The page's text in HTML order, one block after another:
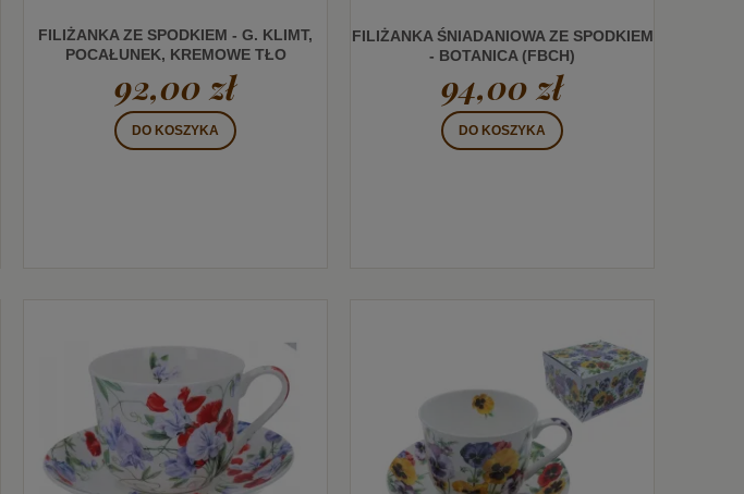
FILIŻANKA ZE SPODKIEM - G. KLIMT,
POCAŁUNEK, KREMOWE TŁO
92,00 zł
DO KOSZYKA
FILIŻANKA ŚNIADANIOWA ZE SPODKIEM
- BOTANICA (FBCH)
94,00 zł
DO KOSZYKA